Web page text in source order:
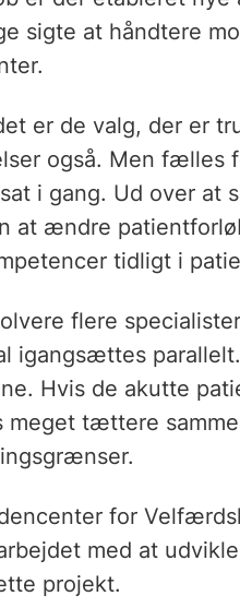
sigte at håndtere
er de valg, der er
også. Men fælles
i gang. Ud over at
at ændre
tidligt i
flere
igangsættes
Hvis de akutte
tættere
for
med at
projekt.